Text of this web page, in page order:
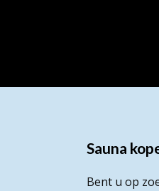
Sauna
Bent u op